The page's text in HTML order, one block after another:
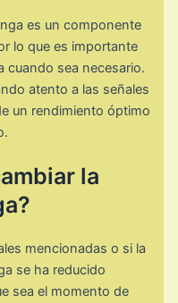
es un componente
lo que es importante
cuando sea necesario.
atento a las señales
un rendimiento óptimo
la
mencionadas o si la
se ha reducido
sea el momento de